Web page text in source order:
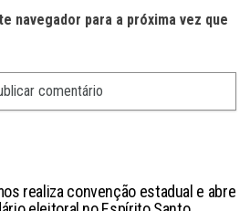
navegador para a próxima vez que
realiza convenção estadual e abre